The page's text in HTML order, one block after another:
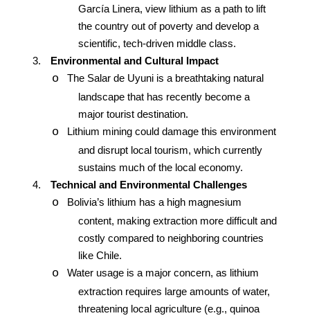
García Linera, view lithium as a path to lift
the country out of poverty and develop a
scientific, tech-driven middle class.
3.
Environmental and Cultural Impact
o
The Salar de Uyuni is a breathtaking natural
landscape that has recently become a
major tourist destination.
o
Lithium mining could damage this environment
and disrupt local tourism, which currently
sustains much of the local economy.
4.
Technical and Environmental Challenges
o
Bolivia’s lithium has a high magnesium
content, making extraction more difficult and
costly compared to neighboring countries
like Chile.
o
Water usage is a major concern, as lithium
extraction requires large amounts of water,
threatening local agriculture (e.g., quinoa